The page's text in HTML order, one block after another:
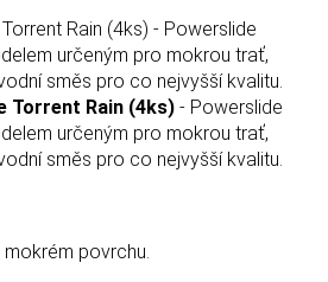
Rain (4ks) - Powerslide
určeným pro mokrou trať,
směs pro co nejvyšší kvalitu.
Torrent Rain (4ks) - Powerslide
určeným pro mokrou trať,
směs pro co nejvyšší kvalitu.
povrchu.